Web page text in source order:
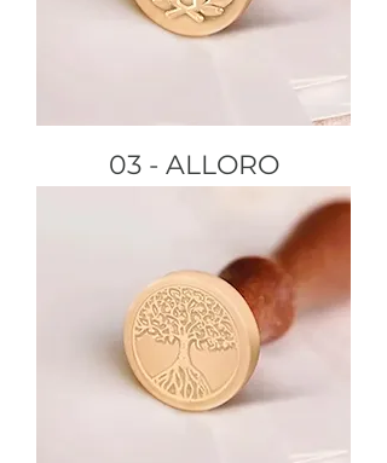
03 - ALLORO